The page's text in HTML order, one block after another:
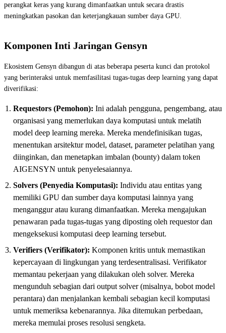
perangkat keras yang kurang dimanfaatkan untuk secara drastis
meningkatkan pasokan dan keterjangkauan sumber daya GPU.
Komponen Inti Jaringan Gensyn
Ekosistem Gensyn dibangun di atas beberapa peserta kunci dan protokol
yang berinteraksi untuk memfasilitasi tugas-tugas deep learning yang dapat
diverifikasi:
Requestors (Pemohon): Ini adalah pengguna, pengembang, atau
organisasi yang memerlukan daya komputasi untuk melatih
model deep learning mereka. Mereka mendefinisikan tugas,
menentukan arsitektur model, dataset, parameter pelatihan yang
diinginkan, dan menetapkan imbalan (bounty) dalam token
AIGENSYN untuk penyelesaiannya.
Solvers (Penyedia Komputasi): Individu atau entitas yang
memiliki GPU dan sumber daya komputasi lainnya yang
menganggur atau kurang dimanfaatkan. Mereka mengajukan
penawaran pada tugas-tugas yang diposting oleh requestor dan
mengeksekusi komputasi deep learning tersebut.
Verifiers (Verifikator): Komponen kritis untuk memastikan
kepercayaan di lingkungan yang terdesentralisasi. Verifikator
memantau pekerjaan yang dilakukan oleh solver. Mereka
mengunduh sebagian dari output solver (misalnya, bobot model
perantara) dan menjalankan kembali sebagian kecil komputasi
untuk memeriksa kebenarannya. Jika ditemukan perbedaan,
mereka memulai proses resolusi sengketa.